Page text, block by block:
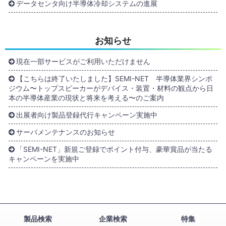
データセンタ向け半導体冷却システムの進展
お知らせ
現在一部サービスがご利用いただけません
【こちらは終了いたしました】SEMI-NET 半導体業界シンポ
ジウム〜トップスピーカーがデバイス・装置・材料の観点から日
本の半導体産業の現状と将来を考える〜のご案内
出展者向け製品登録代行キャンペーン実施中
サーバメンテナンスのお知らせ
「SEMI-NET」新規ご登録でポイント付与、豪華賞品が当たる
キャンペーンを実施中
製品検索 企業検索 特集